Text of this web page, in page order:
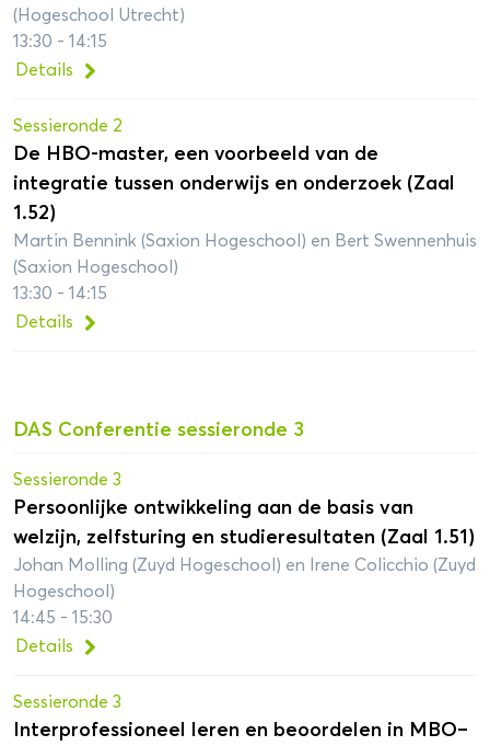
(Hogeschool Utrecht)
13:30 - 14:15
Details
Sessieronde 2
De HBO-master, een voorbeeld van de
integratie tussen onderwijs en onderzoek (Zaal
1.52)
Martin Bennink (Saxion Hogeschool) en Bert Swennenhuis
(Saxion Hogeschool)
13:30 - 14:15
Details
DAS Conferentie sessieronde 3
Sessieronde 3
Persoonlijke ontwikkeling aan de basis van
welzijn, zelfsturing en studieresultaten (Zaal 1.51)
Johan Molling (Zuyd Hogeschool) en Irene Colicchio (Zuyd
Hogeschool)
14:45 - 15:30
Details
Sessieronde 3
Interprofessioneel leren en beoordelen in MBO–